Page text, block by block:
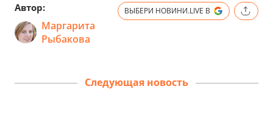
Автор:
Маргарита
Рыбакова
ВЫБЕРИ НОВИНИ.LIVE В
Следующая новость